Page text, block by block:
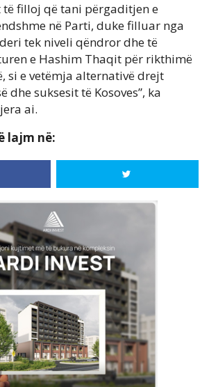
të filloj që tani përgaditjen e
në Parti, duke filluar nga
tek niveli qëndror dhe të
e Hashim Thaqit për rikthimë
si e vetëmja alternativë drejt
dhe suksesit të Kosoves”, ka
ai.
lajm në: